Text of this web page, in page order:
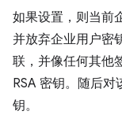
如果设置，则当前
并放弃企业用户密
联，并像任何其他
RSA 密钥。随后
钥。